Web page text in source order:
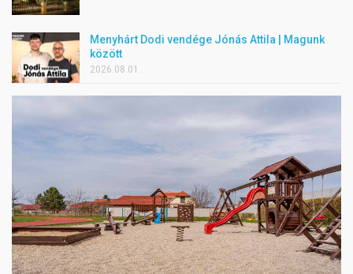
Menyhárt Dodi vendége Jónás Attila | Magunk
között
2026.08.01.